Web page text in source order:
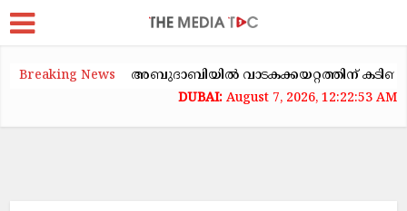
Breaking News
അബുദാബിയിൽ വാടകക്കയറ്റത്തിന്
August 7, 2026, 12:22:54 AM